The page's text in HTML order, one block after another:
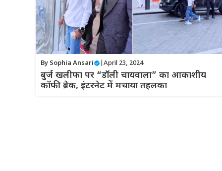
By Sophia Ansari April 23, 2024
बुर्ज खलीफा पर “डॉली चायवाला” का आकाशीय
कॉफी ब्रेक, इंटरनेट में मचाया तहलका